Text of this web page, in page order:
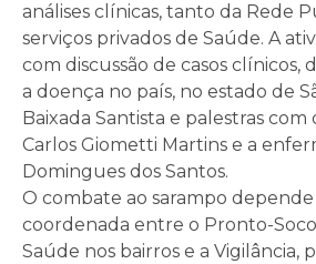
análises clínicas, tanto da Rede
serviços privados de Saúde. A
com discussão de casos clínicos,
a doença no país, no estado de
Baixada Santista e palestras
Carlos Giometti Martins e a
Domingues dos Santos.
O combate ao sarampo depende
coordenada entre o Pronto-
Saúde nos bairros e a Vigilância,